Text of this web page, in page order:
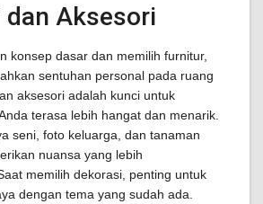
dan Aksesori
konsep dasar dan memilih furnitur,
sentuhan personal pada ruang
aksesori adalah kunci untuk
terasa lebih hangat dan menarik.
seni, foto keluarga, dan tanaman
nuansa yang lebih
memilih dekorasi, penting untuk
dengan tema yang sudah ada.